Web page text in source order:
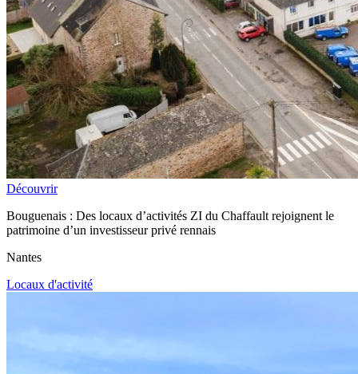
Découvrir
Bouguenais : Des locaux d’activités ZI du Chaffault rejoignent le
patrimoine d’un investisseur privé rennais
Nantes
Locaux d'activité